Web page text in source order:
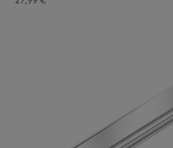
somit Kontraste und Designelemente